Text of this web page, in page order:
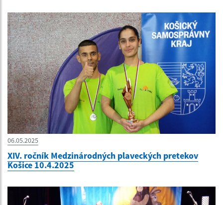
06.05.2025
XIV. ročník Medzinárodných plaveckých pretekov
Košice 10.4.2025